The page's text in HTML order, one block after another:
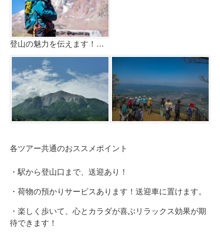
登山の魅力を伝えます！（ガイド：シカ男）
各ツアー共通のおススメポイント
・駅から登山口まで、送迎あり！
・荷物の預かりサービスあります！送迎車に置けます。
・楽しく歩いて、心とカラダが喜ぶリラックス効果が期
待できます！